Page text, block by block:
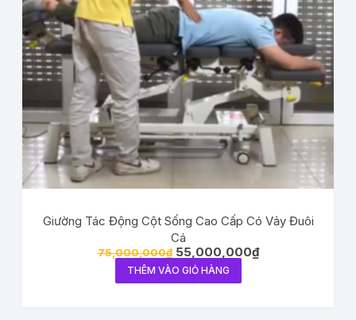
Giường Tác Động Cột Sống Cao Cấp Có Vảy Đuôi
Cá
75,000,000₫ 55,000,000₫
THÊM VÀO GIỎ HÀNG